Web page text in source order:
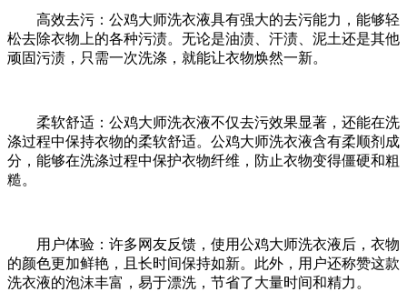
高效去污：公鸡大师洗衣液具有强大的去污能力，能够轻
松去除衣物上的各种污渍。无论是油渍、汗渍、泥土还是其他
顽固污渍，只需一次洗涤，就能让衣物焕然一新。
柔软舒适：公鸡大师洗衣液不仅去污效果显著，还能在洗
涤过程中保持衣物的柔软舒适。公鸡大师洗衣液含有柔顺剂成
分，能够在洗涤过程中保护衣物纤维，防止衣物变得僵硬和粗
糙。
用户体验：许多网友反馈，使用公鸡大师洗衣液后，衣物
的颜色更加鲜艳，且长时间保持如新。此外，用户还称赞这款
洗衣液的泡沫丰富，易于漂洗，节省了大量时间和精力。